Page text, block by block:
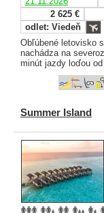
2 625 €
odlet: Viedeň
Obľúbené letovisko
nachádza na
minút jazdy loďou od
Summer Island